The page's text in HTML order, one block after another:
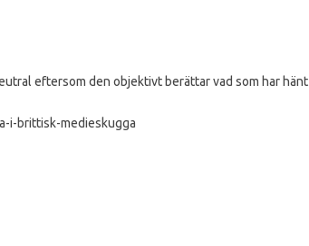
eftersom den objektivt berättar vad som har hänt
i-brittisk-medieskugga